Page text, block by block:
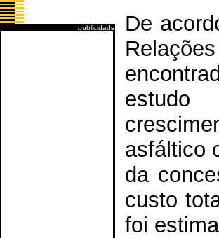
publicidade
De
estudo
asfáltico
da
custo
foi